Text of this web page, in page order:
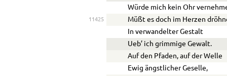
Würde mich kein Ohr
11425
Müßt es doch im Herzen
In verwandelter Gestalt
Ue b’ ich grimmige Gewalt.
Auf den Pfaden, auf der Welle
Ewig ängstlicher Geselle,